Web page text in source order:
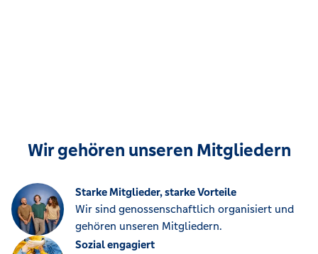
Wir gehören unseren Mitgliedern
Starke Mitglieder, starke Vorteile
Wir sind genossenschaftlich organisiert und
gehören unseren Mitgliedern.
Sozial engagiert